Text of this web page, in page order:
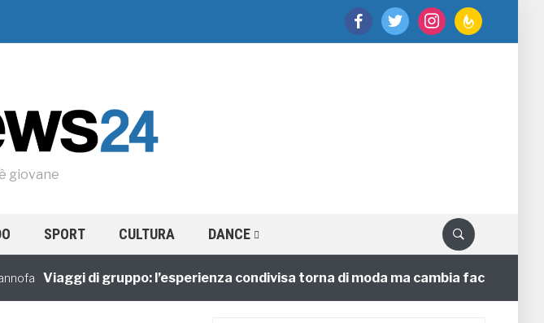
facebooktwitter instagramfeedburner
giovane
SPORT CULTURA DANCE
Viaggi di gruppo: l’esperienza condivisa torna di moda ma cambia faccia